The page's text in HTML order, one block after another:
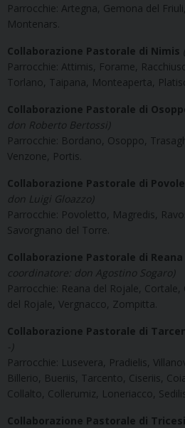
Parrocchie: Artegna, Gemona del
Montenars.
Collaborazione Pastorale di Nimis
Parrocchie: Attimis, Forame,
Torlano, Taipana, Monteaperta,
Collaborazione Pastorale di
don Roberto Bertossi)
Parrocchie: Bordano, Osoppo,
Venzone, Portis.
Collaborazione Pastorale di
don Luigi Gloazzo)
Parrocchie: Povoletto, Magredis,
Savorgnano del Torre.
Collaborazione Pastorale di Reana
coordinatore: don Agostino Sogaro)
Parrocchie: Reana del Rojale,
del Rojale, Vergnacco, Zompitta.
Collaborazione Pastorale di
-)
Parrocchie: Lusevera, Pradielis,
Billerio, Bueriis, Tarcento, Ciseriis,
Collalto, Collerumiz, Loneriacco,
Collaborazione Pastorale di